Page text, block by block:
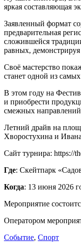
яркая составляющая
Заявленный формат
предварительная
сложившейся
равных,
Своё мастерство
станет одной из
В этом году на
и приобрести
смежных
Летний драйв на
Хворостухина и
Сайт турнира: https://
Где: Скейтпарк
Когда: 13 июня 2026
Мероприятие
Оператором
Событие, Спорт